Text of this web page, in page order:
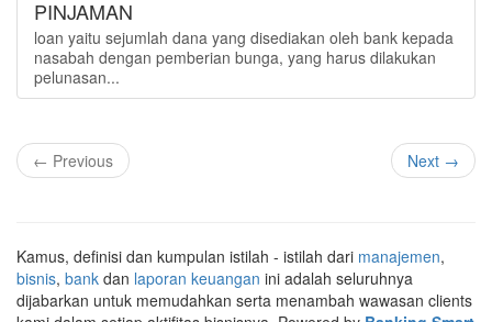
PINJAMAN
loan yaitu sejumlah dana yang disediakan oleh bank kepada
nasabah dengan pemberian bunga, yang harus dilakukan
pelunasan...
← Previous Next →
Kamus, definisi dan kumpulan istilah - istilah dari manajemen,
bisnis, bank dan laporan keuangan ini adalah seluruhnya
dijabarkan untuk memudahkan serta menambah wawasan clients